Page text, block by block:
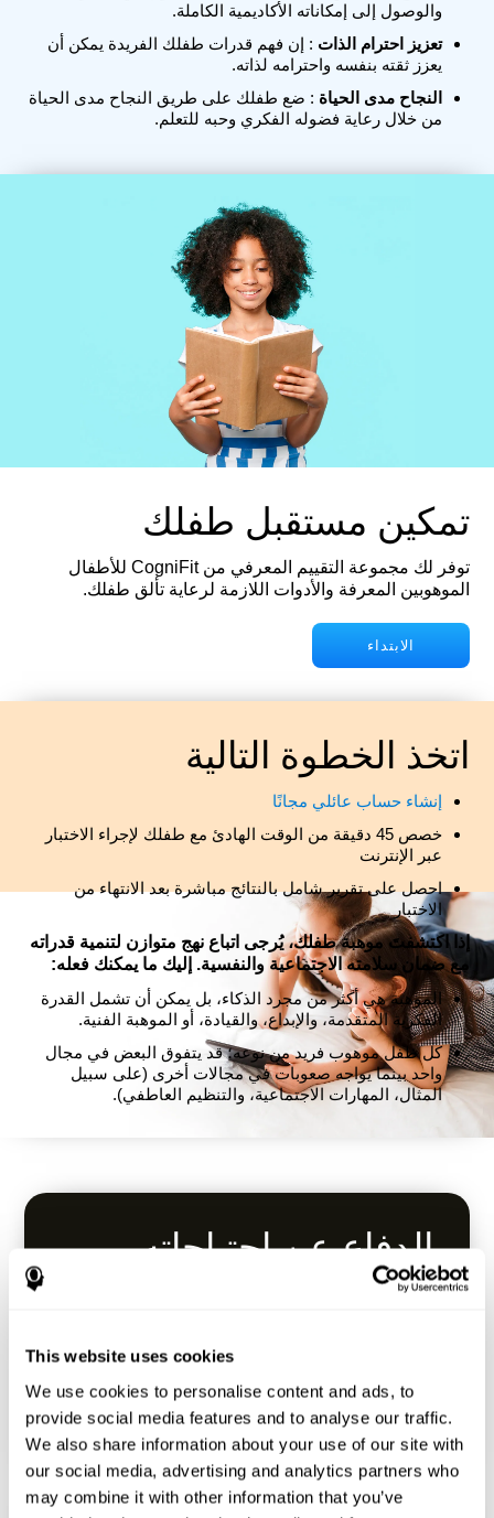
This website uses cookies
We use cookies to personalise content and ads, to
provide social media features and to analyse our traffic.
We also share information about your use of our site with
our social media, advertising and analytics partners who
may combine it with other information that you’ve
والوصول إلى إمكاناته الأكاديمية الكاملة.
تعزيز احترام الذات : إن فهم قدرات طفلك الفريدة يمكن أن
يعزز ثقته بنفسه واحترامه لذاته.
النجاح مدى الحياة : ضع طفلك على طريق النجاح مدى الحياة
من خلال رعاية فضوله الفكري وحبه للتعلم.
تمكين مستقبل طفلك
توفر لك مجموعة التقييم المعرفي من CogniFit للأطفال
الموهوبين المعرفة والأدوات اللازمة لرعاية تألق طفلك.
الابتداء
اتخذ الخطوة التالية
إنشاء حساب عائلي مجانًا
خصص 45 دقيقة من الوقت الهادئ مع طفلك لإجراء الاختبار
عبر الإنترنت
احصل على تقرير شامل بالنتائج مباشرة بعد الانتهاء من
الاختبار
إذا اكتشفتَ موهبة طفلك، يُرجى اتباع نهج متوازن لتنمية قدراته
مع ضمان سلامته الاجتماعية والنفسية. إليك ما يمكنك فعله:
الموهبة هي أكثر من مجرد الذكاء، بل يمكن أن تشمل القدرة
الفكرية المتقدمة، والإبداع، والقيادة، أو الموهبة الفنية.
كل طفل موهوب فريد من نوعه؛ قد يتفوق البعض في مجال
واحد بينما يواجه صعوبات في مجالات أخرى (على سبيل
المثال، المهارات الاجتماعية، والتنظيم العاطفي).
الدفاع عن احتياجاته
التعليمية
استكشف المقررات الدراسية المتقدمة، وبرامج
الإثراء، أو برامج التسريع (مثل تخطي الصفوف).
ابحث عن برامج تعليم الموهوبين إن وجدت.